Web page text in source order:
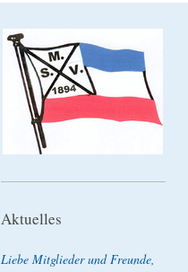
Aktuelles
Liebe Mitglieder und Freunde,